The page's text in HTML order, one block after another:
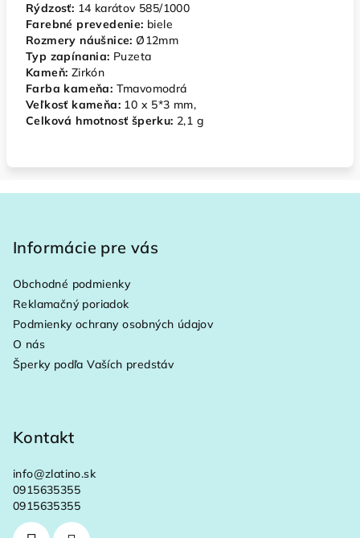
Rýdzosť: 14 karátov 585/1000
Farebné prevedenie: biele
Rozmery náušnice: Ø12mm
Typ zapínania: Puzeta
Kameň: Zirkón
Farba kameňa: Tmavomodrá
Veľkosť kameňa: 10 x 5*3 mm,
Celková hmotnosť šperku: 2,1 g
Informácie pre vás
Obchodné podmienky
Reklamačný poriadok
Podmienky ochrany osobných údajov
O nás
Šperky podľa Vaších predstáv
Kontakt
info@zlatino.sk
0915635355
0915635355